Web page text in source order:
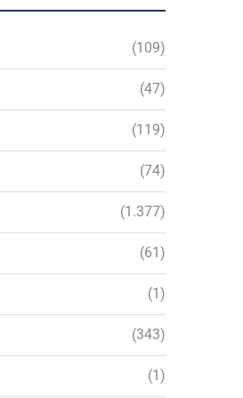
(109)
(47)
(119)
(74)
(1.377)
(61)
(1)
(343)
(1)